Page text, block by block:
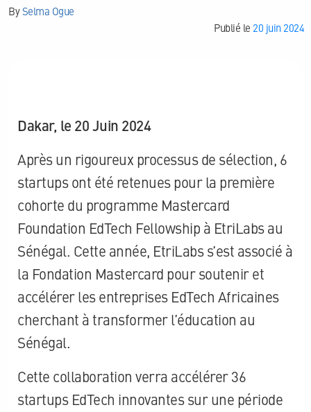
BySelma Ogue
Publié le 20 juin 2024
Dakar, le 20 Juin 2024
Après un rigoureux processus de sélection, 6
startups ont été retenues pour la première
cohorte du programme Mastercard
Foundation EdTech Fellowship à EtriLabs au
Sénégal. Cette année, EtriLabs s’est associé à
la Fondation Mastercard pour soutenir et
accélérer les entreprises EdTech Africaines
cherchant à transformer l’éducation au
Sénégal.
Cette collaboration verra accélérer 36
startups EdTech innovantes sur une période